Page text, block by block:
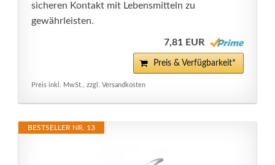
sicheren Kontakt mit Lebensmitteln zu
gewährleisten.
7,81 EUR
Preis & Verfügbarkeit*
Preis inkl. MwSt., zzgl. Versandkosten
BESTSELLER NR. 13